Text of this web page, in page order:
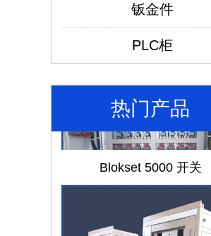
钣金件
PLC柜
热门产品
仿威图PS柜系列
Blokset 5000 开关